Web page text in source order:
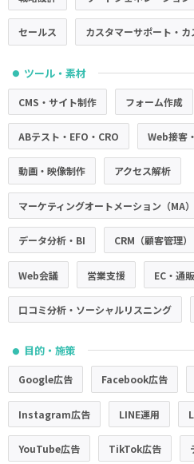
セールス カスタマーサポート・
● ツール・素材
CMS・サイト制作 フォーム作成
ABテスト・EFO・CRO Web接客
動画・映像制作 アクセス解析
マーケティングオートメーション（MA）
データ分析・BI CRM（顧客管理）
Web会議 営業支援 EC・通
口コミ分析・ソーシャルリスニング
● 目的・施策
Google広告 Facebook広告
Instagram広告 LINE運用
YouTube広告 TikTok広告